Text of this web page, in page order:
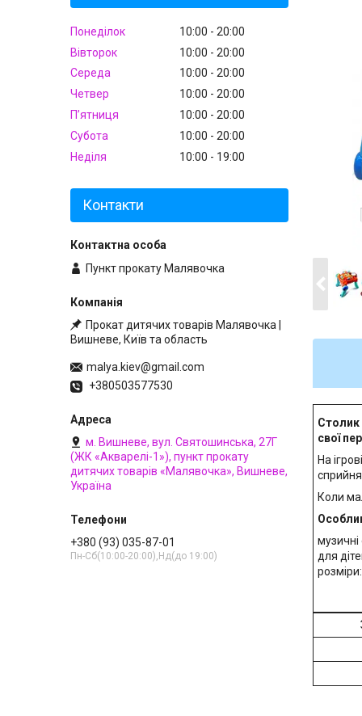
Столик
свої
На
Коли
для
Понеділок 10:00
20:00
Вівторок
10:00
20:00
Середа
10:00
20:00
Четвер
10:00
20:00
Пʼятниця
10:00
20:00
Субота
10:00
20:00
Неділя
10:00 19:00
Контакти
Пункт прокату Малявочка
Прокат дитячих товарів Малявочка |
Вишневе, Київ та область
malya.kiev@gmail.com
+380503577530
м. Вишневе, вул. Святошинська, 27Г
(ЖК «Акварелі-1»), пункт прокату
дитячих товарів «Малявочка», Вишневе,
Україна
+380 (93) 035-87-01
Пн-Сб(10:00-20:00),Нд(до 19:00)